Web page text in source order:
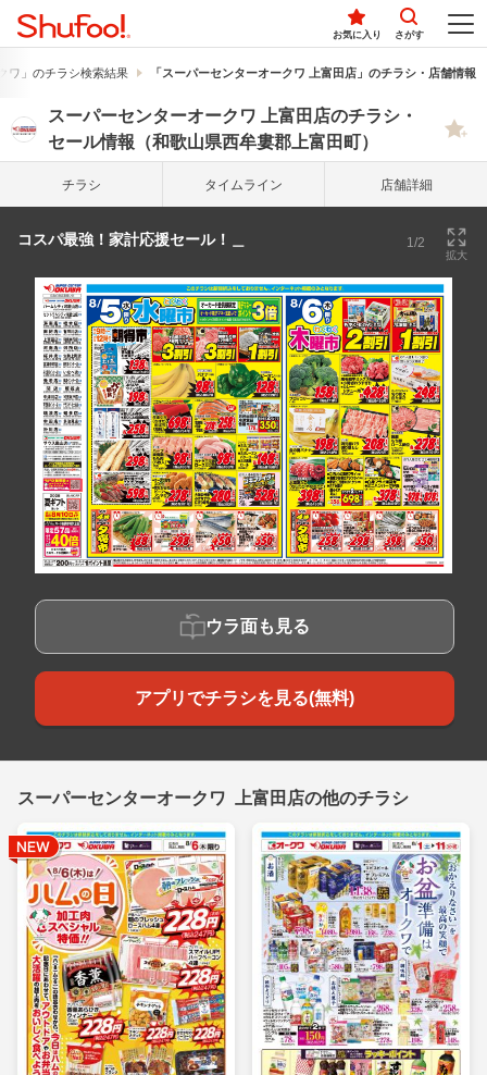
お気に入り さがす
ワ」のチラシ検索結果 「スーパーセンターオークワ 上富田店」のチラシ・店舗情報
スーパーセンターオークワ 上富田店のチラシ・
セール情報（和歌山県西牟婁郡上富田町）
チラシ タイム ライン 店舗詳細
コスパ最強！家計応援セール！＿ 1/2
拡大
ウラ面も見る
アプリでチラシを見る(無料)
スーパーセンターオークワ 上富田店の他のチラシ